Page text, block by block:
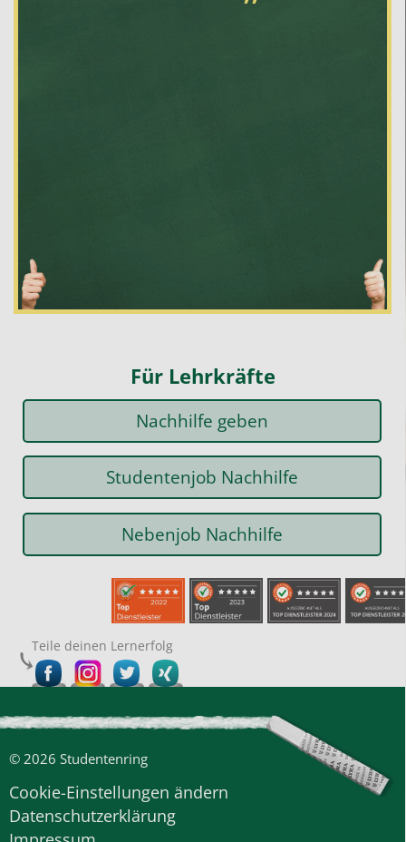
Für Lehrkräfte
Nachhilfe geben
Studentenjob Nachhilfe
Nebenjob Nachhilfe
Teile deinen Lernerfolg
© 2026 Studentenring
Cookie-Einstellungen ändern
Datenschutzerklärung